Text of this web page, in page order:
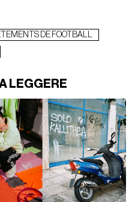
DE FOOTBALL
LEGGERE